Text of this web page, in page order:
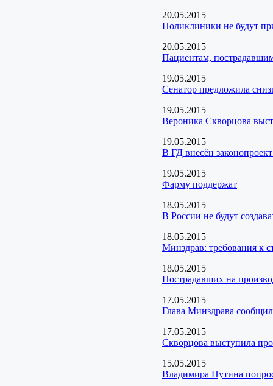
20.05.2015
Поликлиники не будут
20.05.2015
Пациентам,
19.05.2015
Сенатор предложила
19.05.2015
Вероника Скворцова
19.05.2015
В ГД внесён
19.05.2015
Фарму поддержат
18.05.2015
В России не будут
18.05.2015
Минздрав: требования к
18.05.2015
Пострадавших на
17.05.2015
Глава Минздрава
17.05.2015
Скворцова выступила
15.05.2015
Владимира Путина